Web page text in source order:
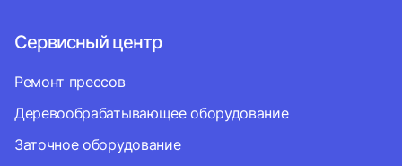
Сервисный центр
Ремонт прессов
Деревообрабатывающее оборудование
Заточное оборудование